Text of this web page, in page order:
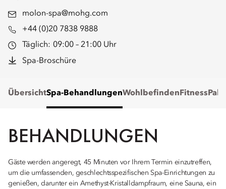
molon-spa@mohg.com
+44 (0)20 7838 9888
Täglich: 09:00 – 21:00 Uhr
Spa-Broschüre
ÜbersichtSpa-BehandlungenWohlbefinden Fitness
BEHANDLUNGEN
Gäste werden angeregt, 45 Minuten vor Ihrem Termin einzutreffen,
um die umfassenden, geschlechtsspezifischen Spa-Einrichtungen zu
genießen, darunter ein Amethyst-Kristalldampfraum, eine Sauna, ein